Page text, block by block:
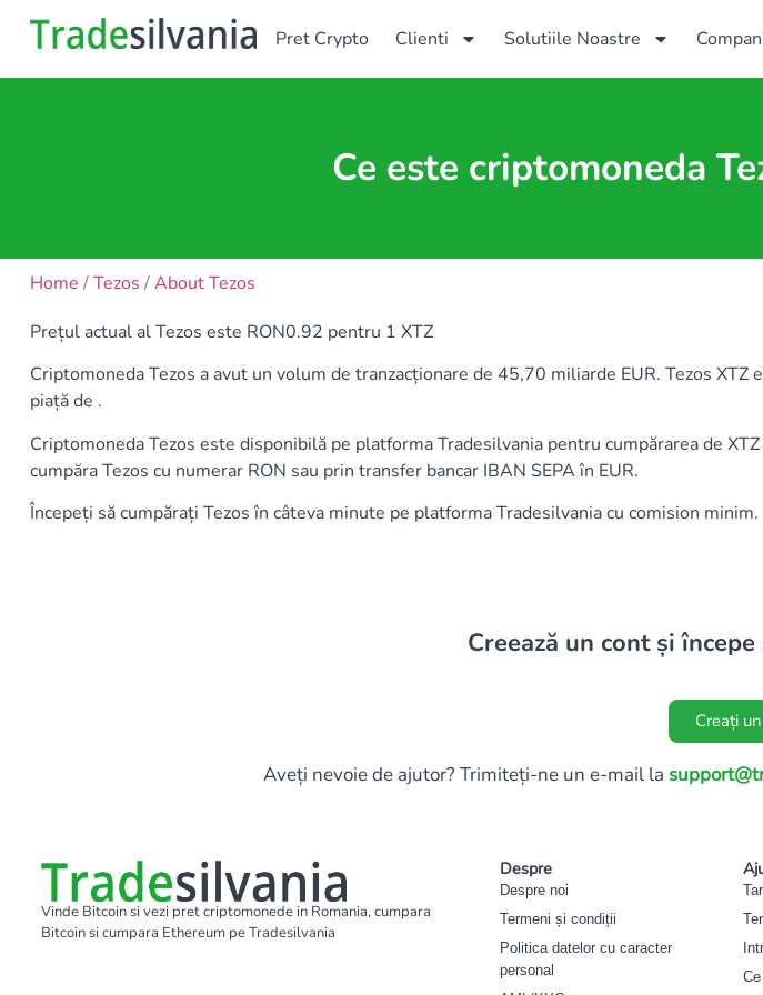
Pret Crypto Clienti Solutiile Noastre
Ce este criptomoneda
Home /Tezos /About Tezos
Prețul actual al Tezos este RON0.92 pentru 1 XTZ
Criptomoneda Tezos a avut un volum de tranzacționare de 45,70 miliarde EUR. Tezos
piață de .
Criptomoneda Tezos este disponibilă pe platforma Tradesilvania pentru cumpărarea de
cumpăra Tezos cu numerar RON sau prin transfer bancar IBAN SEPA în EUR.
Începeți să cumpărați Tezos în câteva minute pe platforma Tradesilvania cu comision minim.
Creează un cont și
Creați
Aveți nevoie de ajutor? Trimiteți-ne un e-mail la
Vinde Bitcoin si vezi pret criptomonede in Romania, cumpara
Bitcoin si cumpara Ethereum pe Tradesilvania
Despre
Despre noi
Termeni și condiții
Politica datelor cu caracter
personal